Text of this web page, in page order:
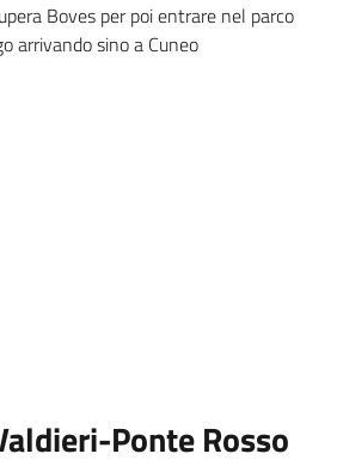
Boves per poi entrare nel parco
arrivando sino a Cuneo
Ponte Rosso